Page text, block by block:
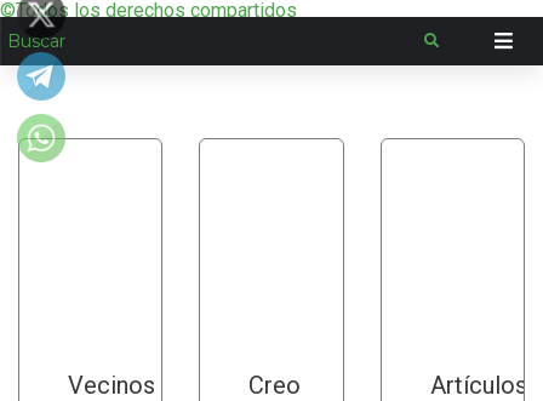
©Todos los derechos compartidos
Vecinos
Creo
Artículos